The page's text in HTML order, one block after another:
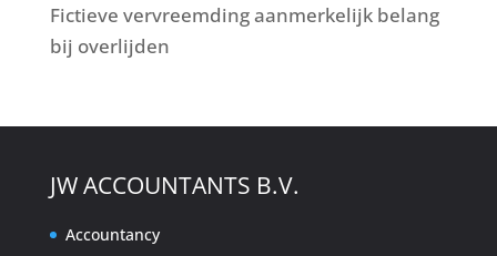
Fictieve vervreemding aanmerkelijk belang
bij overlijden
JW ACCOUNTANTS B.V.
Accountancy